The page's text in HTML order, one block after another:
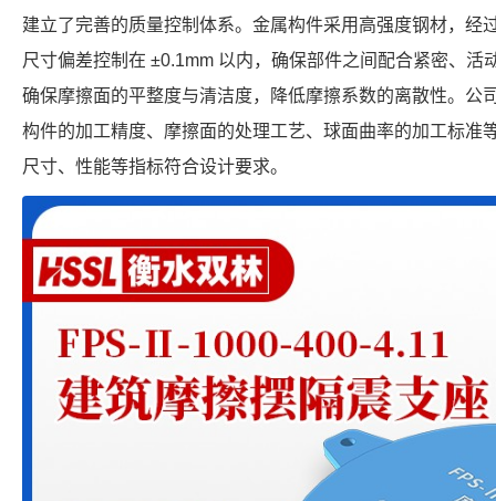
建立了完善的质量控制体系。金属构件采用高强度钢材，经
尺寸偏差控制在 ±0.1mm 以内，确保部件之间配合紧密、活
确保摩擦面的平整度与清洁度，降低摩擦系数的离散性。公
构件的加工精度、摩擦面的处理工艺、球面曲率的加工标准
尺寸、性能等指标符合设计要求。